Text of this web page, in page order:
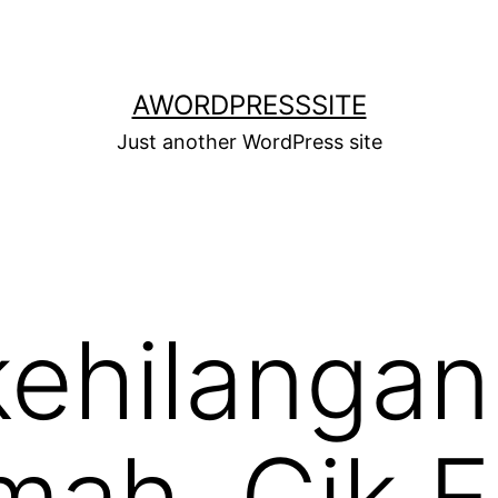
AWORDPRESSSITE
Just another WordPress site